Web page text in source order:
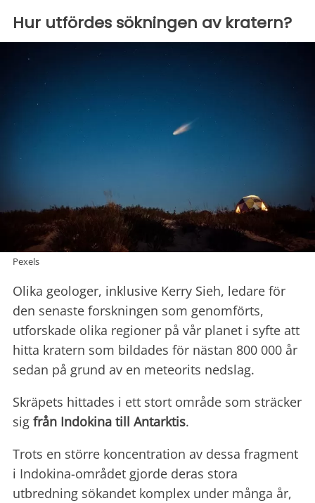
Hur utfördes sökningen av kratern?
Pexels
Olika geologer, inklusive Kerry Sieh, ledare för
den senaste forskningen som genomförts,
utforskade olika regioner på vår planet i syfte att
hitta kratern som bildades för nästan 800 000 år
sedan på grund av en meteorits nedslag.
Skräpets hittades i ett stort område som sträcker
sig från Indokina till Antarktis.
Trots en större koncentration av dessa fragment
i Indokina-området gjorde deras stora
utbredning sökandet komplex under många år,